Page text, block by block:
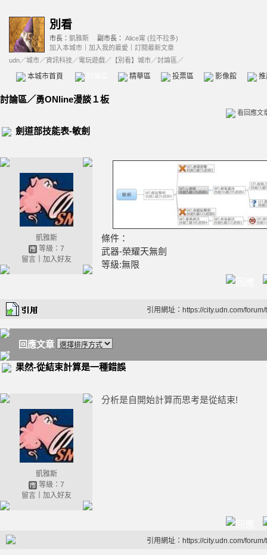
別看
市長： 凱雅斯 副市長： Alice甯 (拉不拉多)
加入本城市
加入我的最愛
訂閱最新文章
udn／城市／資訊科技 ／電玩遊戲／ 【別看】城市／討論區／
本城市首頁 精華區 投票區 影像館
討論區／勇ONline漫談１板
看回應文
劍道部技能表-敏劍
凱雅斯
等級：7
留言｜ 加入好友
條件：
武器-榮耀天無劍
等級:無限
引用網址：https://city.udn.com/
回應文章
果然-從結束計算是一種錯誤
凱雅斯
等級：7
留言｜ 加入好友
分析是自開始計算而思考是從結束!
引用網址：https://city.udn.com/